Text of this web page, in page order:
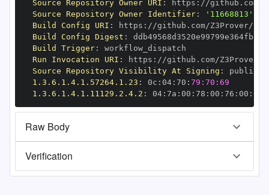
Source Repository Owner URI : https :
Source Repository Owner Identifier:
'11668813'
Build Config URI : https :
Build Config Digest :
Build Trigger:
Run Invocation URI : https :
Source Repository Visibility At Signing :
1.3.6.1.4.1.57264.1.23 : 0c : 04: 70 : 79:70:69
1.3.6.1.4.1.11129.2.4.2 : 04: 7a : 00 : 78 : 00 : 76 : 00 : dd
Raw Body
Verification